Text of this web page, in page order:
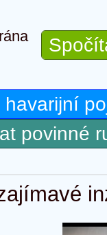
havarijní
povinné